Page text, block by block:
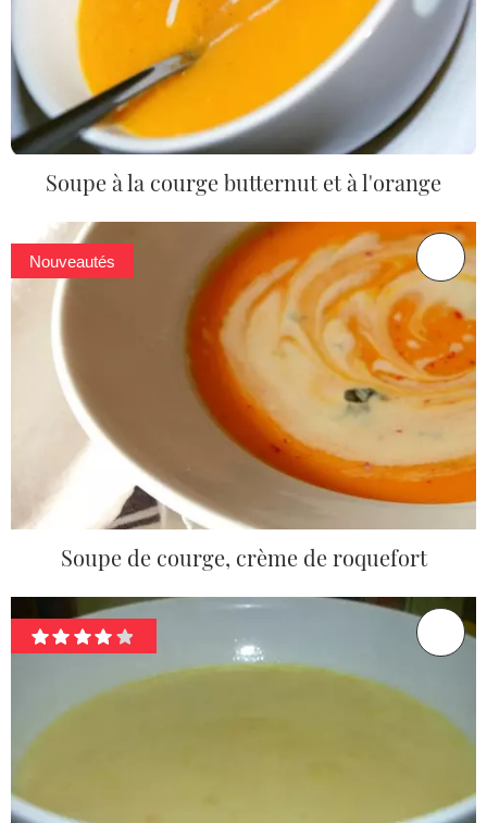
Soupe à la courge butternut et à l'orange
Nouveautés
Soupe de courge, crème de roquefort